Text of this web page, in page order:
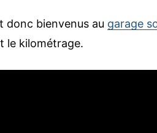
donc bienvenus au garage
le kilométrage.